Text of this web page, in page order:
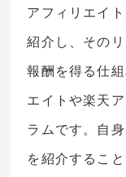
アフィリエイ
紹介し、その
報酬を得る仕
エイトや楽天
ラムです。自
を紹介するこ